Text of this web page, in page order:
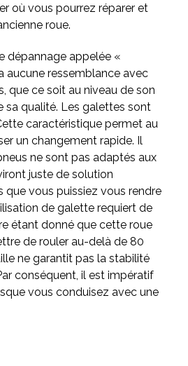
où vous pourrez réparer et
roue.
dépannage appelée «
aucune ressemblance avec
que ce soit au niveau de son
sa qualité. Les galettes sont
caractéristique permet au
un changement rapide. Il
ne sont pas adaptés aux
juste de solution
vous puissiez vous rendre
de galette requiert de
étant donné que cette roue
de rouler au-delà de 80
ne garantit pas la stabilité
conséquent, il est impératif
vous conduisez avec une